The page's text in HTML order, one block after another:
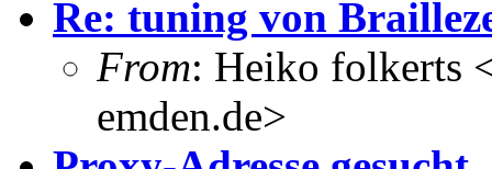
Re: tuning von
From: Heiko folkerts
emden.de>